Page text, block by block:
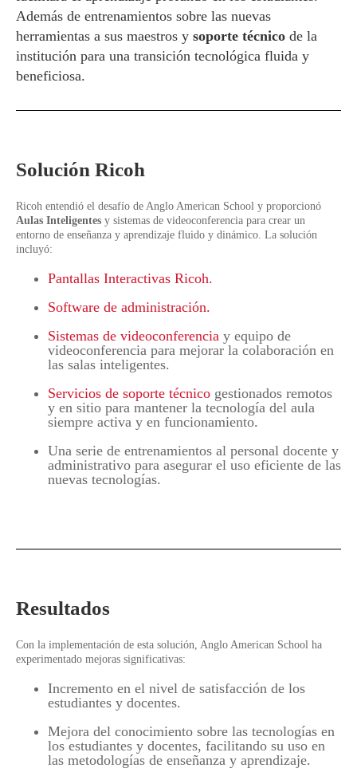
Además de entrenamientos sobre las nuevas
herramientas a sus maestros y soporte técnico de la
institución para una transición tecnológica fluida y
beneficiosa.
Solución Ricoh
Ricoh entendió el desafío de Anglo American School y proporcionó
Aulas Inteligentes y sistemas de videoconferencia para crear un
entorno de enseñanza y aprendizaje fluido y dinámico. La solución
incluyó:
Pantallas Interactivas Ricoh.
Software de administración.
Sistemas de videoconferencia y equipo de
videoconferencia para mejorar la colaboración en
las salas inteligentes.
Servicios de soporte técnico gestionados remotos
y en sitio para mantener la tecnología del aula
siempre activa y en funcionamiento.
Una serie de entrenamientos al personal docente y
administrativo para asegurar el uso eficiente de las
nuevas tecnologías.
Resultados
Con la implementación de esta solución, Anglo American School ha
experimentado mejoras significativas:
Incremento en el nivel de satisfacción de los
estudiantes y docentes.
Mejora del conocimiento sobre las tecnologías en
los estudiantes y docentes, facilitando su uso en
las metodologías de enseñanza y aprendizaje.